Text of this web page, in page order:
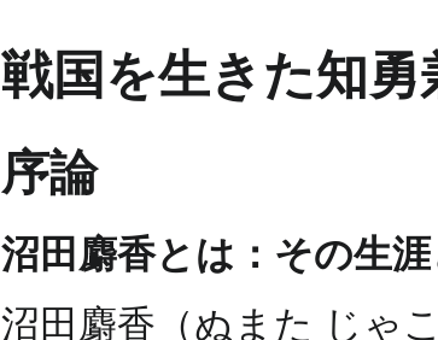
戦国を生きた知
序論
沼田麝香とは：その生
沼田麝香（ぬまた じゃ